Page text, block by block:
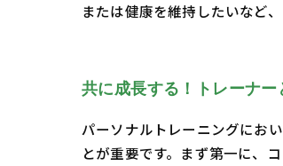
または健康を維持したいなど
共に成長する！トレーナ
パーソナルトレーニングにお
とが重要です。まず第一に、